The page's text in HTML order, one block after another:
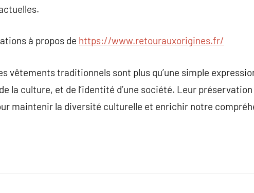
à propos de https://www.retourauxorigines.fr/
vêtements traditionnels sont plus qu’une simple
la culture, et de l’identité d’une société. Leur
maintenir la diversité culturelle et enrichir notre